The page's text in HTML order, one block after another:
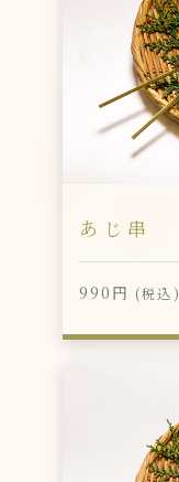
あじ串
990円 (税込)